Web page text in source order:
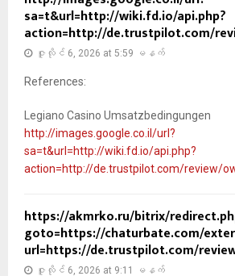
sa=t&url=http://wiki.fd.io/api.php?
action=http://de.trustpilot.com/
ဇူလိုင် 6, 2026 at 5:59 မနက်
References:
Legiano Casino Umsatzbedingungen
http://images.google.co.il/url?
sa=t&url=http://wiki.fd.io/api.php?
action=http://de.trustpilot.com/review/
https://akmrko.ru/bitrix/
goto=https://chaturbate.com/
url=https://de.trustpilot.com/
ဇူလိုင် 6, 2026 at 9:11 မနက်